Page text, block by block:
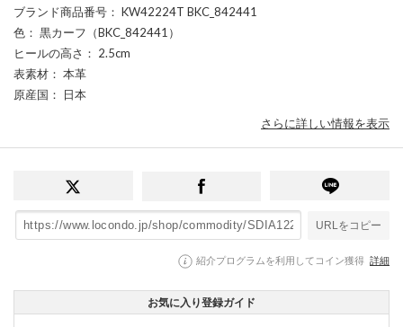
ブランド商品番号 ： KW42224T BKC_842441
色 ： 黒カーフ（BKC_842441）
ヒールの高さ ： 2.5cm
表素材 ： 本革
原産国 ： 日本
さらに詳しい情報を表示
URLをコピー
紹介プログラムを利用してコイン獲得 詳細
お気に入り登録ガイド